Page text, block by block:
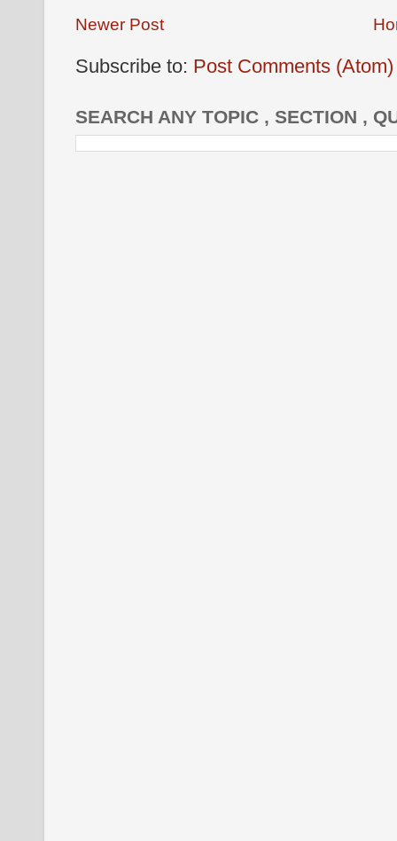
Newer Post
Subscribe to: Post Comments (Atom)
SEARCH ANY TOPIC , SECTION ,